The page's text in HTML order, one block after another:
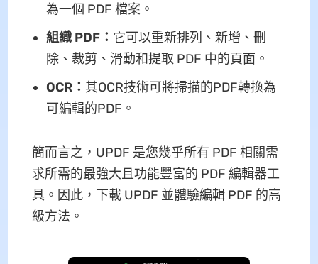
為一個 PDF 檔案。
組織 PDF： 它可以重新排列、新增、刪
除、裁剪、滑動和提取 PDF 中的頁面。
OCR： 其OCR技術可將掃描的PDF轉換為
可編輯的PDF。
簡而言之，UPDF 是您幾乎所有 PDF 相關需
求所需的最強大且功能豐富的 PDF 編輯器工
具。因此，下載 UPDF 並體驗編輯 PDF 的高
級方法。